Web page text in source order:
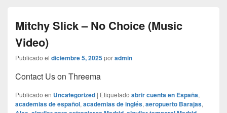
Mitchy Slick – No Choice (Music
Video)
Publicado el diciembre 5, 2025poradmin
Contact Us on Threema
Publicado en Uncategorized | Etiquetado abrir cuenta en España,
academias de español, academias de inglés, aeropuerto Barajas,